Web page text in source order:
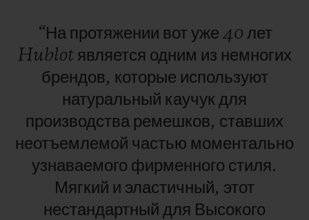
“На протяжении вотуже 40 лет
Hublotявляется одним из немногих
брендов, которые используют
натуральный каучук для
производства ремешков, ставших
неотъемлемой частью моментально
узнаваемого фирменного стиля.
Мягкий и эластичный, этот
нестандартный для Высокого
НАЙТИ БУТИК